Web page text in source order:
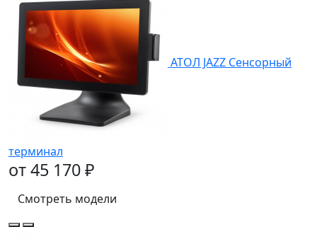
АТОЛ JAZZ Сенсорный
терминал
от 45 170 ₽
Смотреть модели